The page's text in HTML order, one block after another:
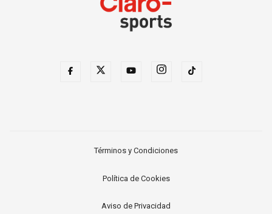
Términos y Condiciones
Política de Cookies
Aviso de Privacidad